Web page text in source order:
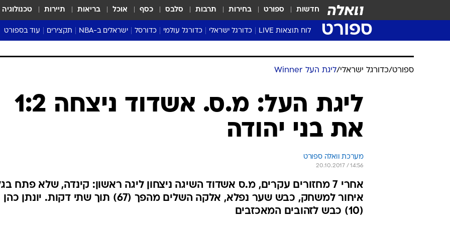
חדשות ספורט בחירות תרבות סלבס כסף אוכל בריאות תיירות טכנולוגיה
ספורט לוח תוצאות LIVE כדורגל ישראלי
שגרירים
נבחרות ישראל
ליגה לאומית
כדורגל עולמי
ליגה צרפתית
כדורסל
נבחרות ישראל בכדורסל
ישראלים ב-NBA תקצירים עוד בספורט
פודקאסטים
מסכמים מחזור
טראש טוק
ספורט
ספורט/כדורגל ישראלי/ליגת העל Winner
ליגת העל: מ.ס. אשדוד ניצחה 1:2
את בני יהודה
מערכת וואלה ספורט
20.10.2017 / 14:56
אחרי 7 מחזורים עקרים, מ.ס אשדוד השיגה ניצחון ליגה ראשון: קינדה, שלא פתח
איחור למשחק, כבש שער נפלא, אלקה השלים מהפך (67) תוך שתי דקות. יונתן כהן
(10) כבש לזהובים המאכזבים